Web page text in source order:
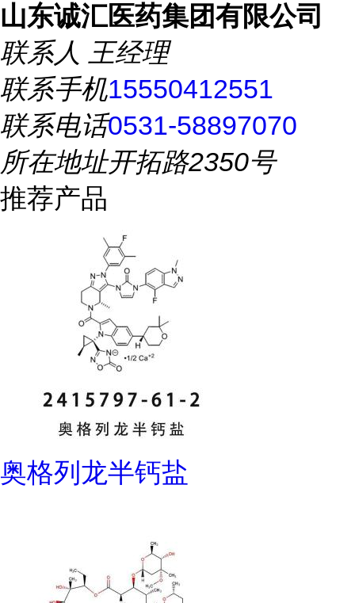
山东诚汇医药集团有限公司
联系人 王经理
联系手机15550412551
联系电话0531-58897070
所在地址开拓路2350号
推荐产品
奥格列龙半钙盐